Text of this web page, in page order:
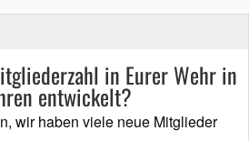
in Eurer Wehr in
entwickelt?
wir haben viele neue Mitglieder